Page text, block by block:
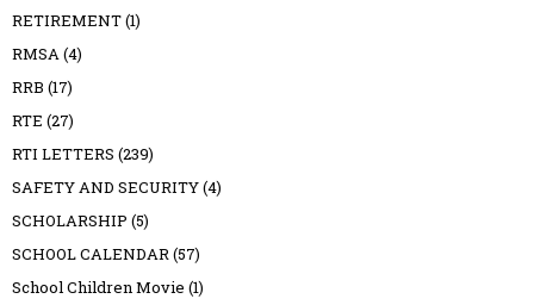
RETIREMENT(1)
RMSA(4)
RRB (17)
RTE (27)
RTI LETTERS (239)
SAFETY AND SECURITY(4)
SCHOLARSHIP (5)
SCHOOL CALENDAR(57)
School Children Movie (1)